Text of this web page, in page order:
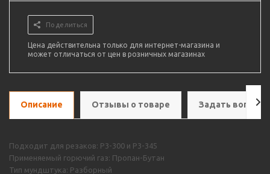
Поделиться
Цена действительна только для интернет-магазина и
может отличаться от цен в розничных магазинах
Описание Отзывы о товаре Задать вопрос
Подходит для резаков: Р3-300 и Р3-345
Применяемый горючий газ: Пропан-Бутан
Тип мундштука: Разборный